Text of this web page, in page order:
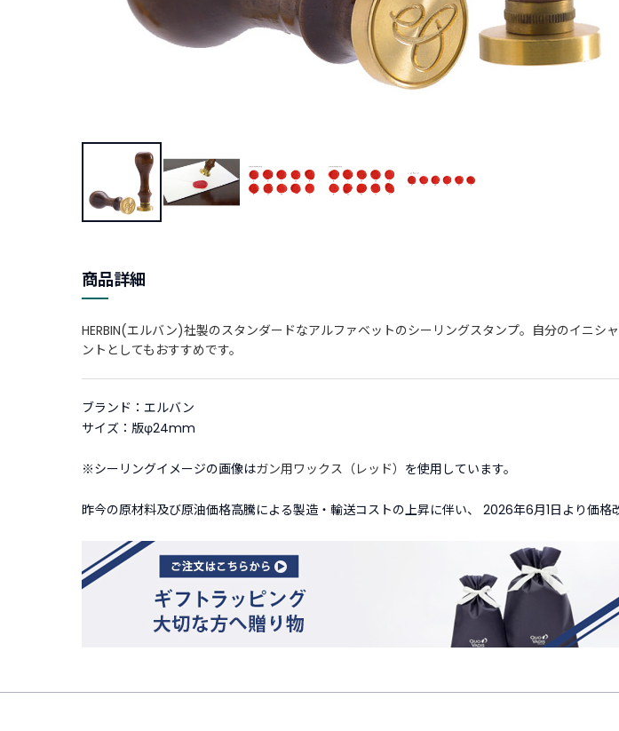
商品詳細
HERBIN(エルバン)社製のスタンダードなアルファベットのシーリングスタンプ。自分のイニ
ントとしてもおすすめです。
ブランド：エルバン
サイズ：版φ24mm
※シーリングイメージの画像はガン用ワックス（レッド） を使用しています。
昨今の原材料及び原油価格高騰による製造・輸送コストの上昇に伴い、 2026年6月1日より価